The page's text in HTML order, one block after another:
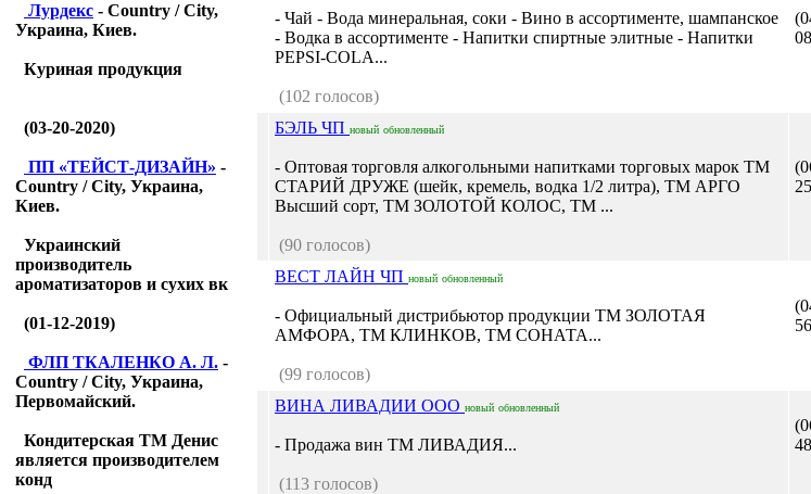
Лурдекс - Country / City,
Украина, Киев.
Куриная продукция
(03-20-2020)
ПП «ТЕЙСТ-ДИЗАЙН» -
Country / City, Украина,
Киев.
Украинский
производитель
ароматизаторов и сухих вк
(01-12-2019)
ФЛП ТКАЛЕНКО А. Л. -
Country / City, Украина,
Первомайский.
Кондитерская ТМ Денис
является производителем
конд
- Чай - Вода минеральная, соки - Вино в ассортименте, шампанское
- Водка в ассортименте - Напитки спиртные элитные - Напитки
PEPSI-COLA...
(102 голосов)
БЭЛЬ ЧП новый обновленный
- Оптовая торговля алкогольными напитками торговых марок ТМ
СТАРИЙ ДРУЖЕ (шейк, кремель, водка 1/2 литра), ТМ АРГО
Высший сорт, ТМ ЗОЛОТОЙ КОЛОС, ТМ ...
(90 голосов)
ВЕСТ ЛАЙН ЧП новый обновленный
- Официальный дистрибьютор продукции ТМ ЗОЛОТАЯ
АМФОРА, ТМ КЛИНКОВ, ТМ СОНАТА...
(99 голосов)
ВИНА ЛИВАДИИ ООО новый обновленный
- Продажа вин ТМ ЛИВАДИЯ...
(113 голосов)